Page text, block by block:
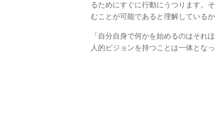
るためにすぐに行動にうつります。
むことが可能であると理解している
「自分自身で何かを始めるのはそれ
人的ビジョンを持つことは一体とな